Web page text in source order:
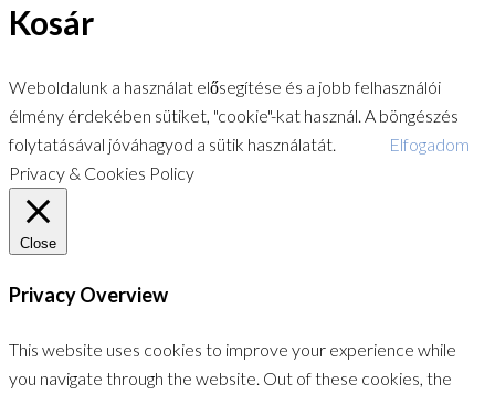
Kosár
Weboldalunk a használat elősegítése és a jobb felhasználói
élmény érdekében sütiket, "cookie"-kat használ. A böngészés
folytatásával jóváhagyod a sütik használatát.
Elfogadom
Privacy & Cookies Policy
Close
Privacy Overview
This website uses cookies to improve your experience while
you navigate through the website. Out of these cookies, the